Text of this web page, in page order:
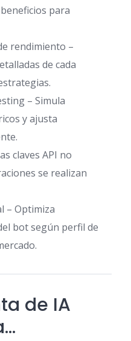
para
rendimiento –
de cada
– Simula
y ajusta
claves API no
se realizan
– Optimiza
bot según perfil de
de IA